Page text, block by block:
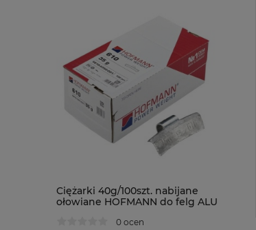
Ciężarki 40g/100szt. nabijane
ołowiane HOFMANN do felg ALU
0 ocen